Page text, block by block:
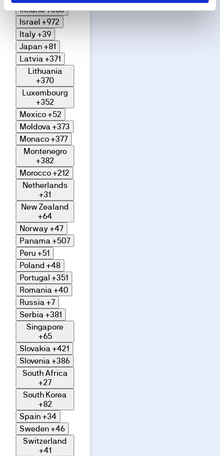
Ireland+353
Israel +972
Italy +39
Japan+81
Latvia+371
Lithuania
+370
Luxembourg
+352
Mexico+52
Moldova+373
Monaco+377
Montenegro
+382
Morocco+212
Netherlands
+31
New Zealand
+64
Norway +47
Panama+507
Peru +51
Poland +48
Portugal +351
Romania+40
Russia+7
Serbia+381
Singapore
+65
Slovakia+421
Slovenia+386
South Africa
+27
South Korea
+82
Spain+34
Sweden+46
Switzerland
+41
room
Discover the
spaces of
development
through our
gallery.